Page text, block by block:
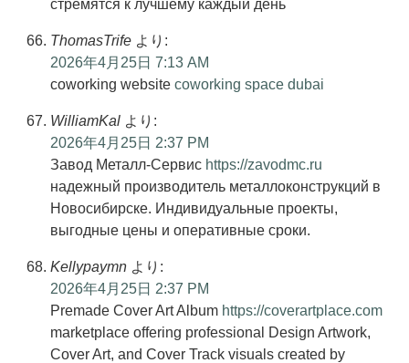
стремятся к лучшему каждый день
ThomasTrife より:
2026年4月25日 7:13 AM
coworking website coworking space dubai
WilliamKal より:
2026年4月25日 2:37 PM
Завод Металл-Сервис https://zavodmc.ru
надежный производитель металлоконструкций в
Новосибирске. Индивидуальные проекты,
выгодные цены и оперативные сроки.
Kellypaymn より:
2026年4月25日 2:37 PM
Premade Cover Art Album https://coverartplace.com
marketplace offering professional Design Artwork,
Cover Art, and Cover Track visuals created by